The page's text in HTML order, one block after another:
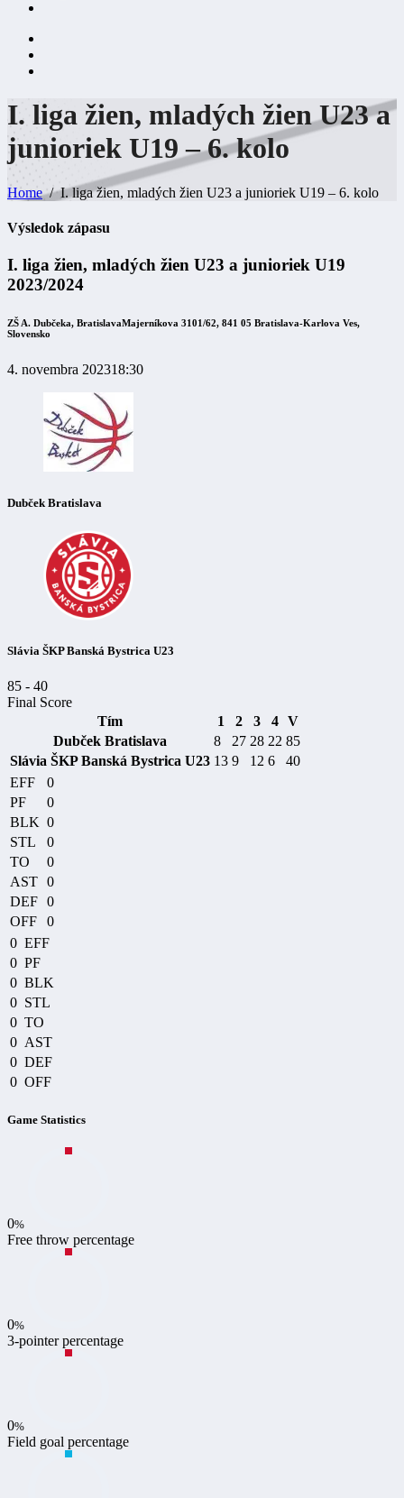
I. liga žien, mladých žien U23 a
junioriek U19 – 6.kolo
Home I. liga žien, mladých žien U23 a junioriek U19 – 6. kolo
Výsledok zápasu
I. liga žien, mladých žien U23 a junioriek U19
2023/2024
ZŠ A. Dubčeka, BratislavaMajerníkova 3101/62, 841 05 Bratislava-Karlova Ves,
Slovensko
4. novembra 202318:30
Dubček Bratislava
Slávia ŠKP Banská Bystrica U23
85 - 40
Final Score
Tím
1 2 3 4 V
Dubček Bratislava
8 27 28 22 85
Slávia ŠKP Banská Bystrica U23 13 9 12 6
40
EFF
0
PF
0
BLK 0
STL
0
TO
0
AST 0
DEF 0
OFF
0
0 EFF
0 PF
0 BLK
0 STL
0 TO
0 AST
0 DEF
0 OFF
Game Statistics
0%
Free throw percentage
0%
3-pointer percentage
0%
Field goal percentage